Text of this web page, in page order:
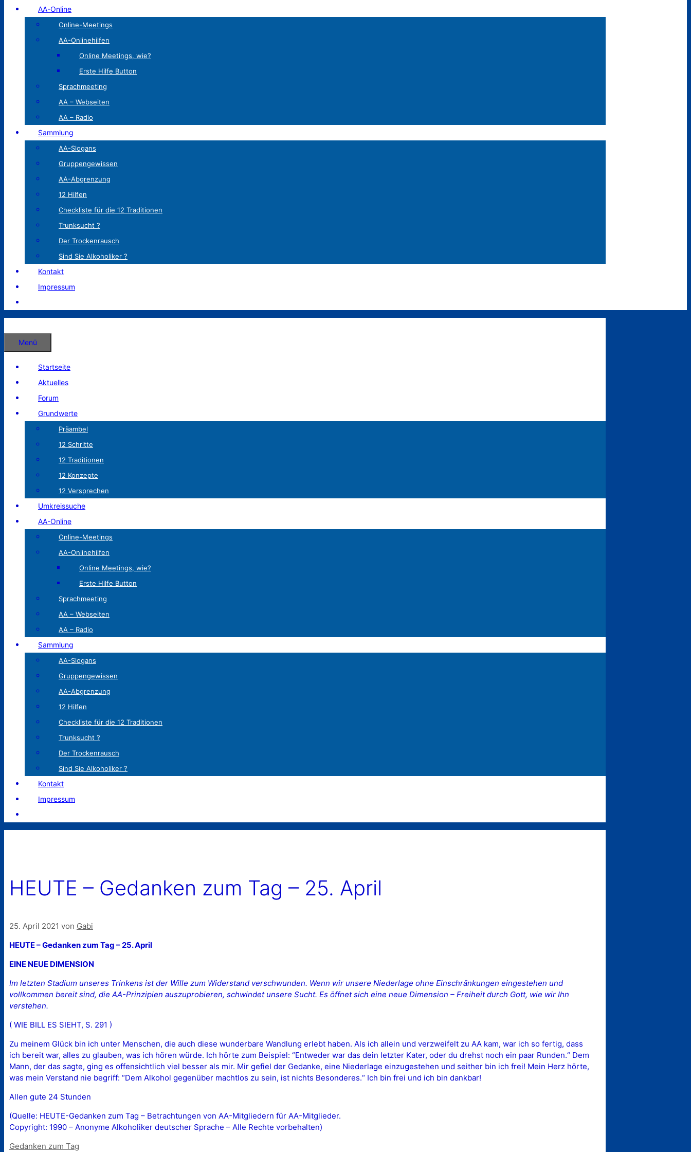
AA-Online
Online-Meetings
AA-Onlinehilfen
Online Meetings, wie?
Erste Hilfe Button
Sprachmeeting
AA – Webseiten
AA – Radio
Sammlung
AA-Slogans
Gruppengewissen
AA-Abgrenzung
12 Hilfen
Checkliste für die 12 Traditionen
Trunksucht ?
Der Trockenrausch
Sind Sie Alkoholiker ?
Kontakt
Impressum
Menü
Startseite
Aktuelles
Forum
Grundwerte
Präambel
12 Schritte
12 Traditionen
12 Konzepte
12 Versprechen
Umkreissuche
AA-Online
Online-Meetings
AA-Onlinehilfen
Online Meetings, wie?
Erste Hilfe Button
Sprachmeeting
AA – Webseiten
AA – Radio
Sammlung
AA-Slogans
Gruppengewissen
AA-Abgrenzung
12 Hilfen
Checkliste für die 12 Traditionen
Trunksucht ?
Der Trockenrausch
Sind Sie Alkoholiker ?
Kontakt
Impressum
HEUTE – Gedanken zum Tag – 25. April
25. April 2021 von Gabi
HEUTE – Gedanken zum Tag – 25. April
EINE NEUE DIMENSION
Im letzten Stadium unseres Trinkens ist der Wille zum Widerstand verschwunden. Wenn wir unsere Niederlage ohne Einschränkungen eingestehen und
vollkommen bereit sind, die AA-Prinzipien auszuprobieren, schwindet unsere Sucht. Es öffnet sich eine neue Dimension – Freiheit durch Gott, wie wir Ihn
verstehen.
( WIE BILL ES SIEHT, S. 291 )
Zu meinem Glück bin ich unter Menschen, die auch diese wunderbare Wandlung erlebt haben. Als ich allein und verzweifelt zu AA kam, war ich so fertig, dass
ich bereit war, alles zu glauben, was ich hören würde. Ich hörte zum Beispiel: “Entweder war das dein letzter Kater, oder du drehst noch ein paar Runden.“ Dem
Mann, der das sagte, ging es offensichtlich viel besser als mir. Mir gefiel der Gedanke, eine Niederlage einzugestehen und seither bin ich frei! Mein Herz hörte,
was mein Verstand nie begriff: “Dem Alkohol gegenüber machtlos zu sein, ist nichts Besonderes.“ Ich bin frei und ich bin dankbar!
Allen gute 24 Stunden
(Quelle: HEUTE-Gedanken zum Tag – Betrachtungen von AA-Mitgliedern für AA-Mitglieder.
Copyright: 1990 – Anonyme Alkoholiker deutscher Sprache – Alle Rechte vorbehalten)
Kategorien
Gedanken zum Tag